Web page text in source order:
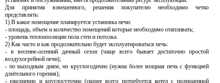
Для принятия взвешенного, решения покупателю необходимо четко
представлять:
1) В какое помещение планируется установка печи:
- площадь, объем и количество помещений которые необходимо отапливать;
- уровень теплоизоляции пола стен и потолка.
2) Как часто и как продолжительно будет эксплуатироваться печь:
- в весенне-осенний дачный сезон (чаще всего бывает достаточно простой
воздухогрейной печи);
- по выходным дням, но круглогодично (нужна более мощная печь с функцией
длительного горения);
- ежедневно и круглосуточно (скорее всего потребуется котел с полноценной